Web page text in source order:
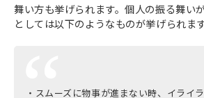
舞い方も挙げられます。個人の振る舞い
としては以下のようなものが挙げられます
・スムーズに物事が進まない時、イライ